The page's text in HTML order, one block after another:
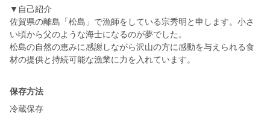
▼自己紹介
佐賀県の離島「松島」で漁師をしている宗秀明と申します。小さ
い頃から父のような海士になるのが夢でした。
松島の自然の恵みに感謝しながら沢山の方に感動を与えられる食
材の提供と持続可能な漁業に力を入れています。
保存方法
冷蔵保存